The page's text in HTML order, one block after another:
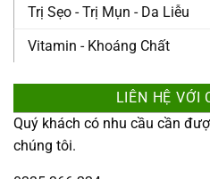
Trị Sẹo - Trị Mụn - Da Liễu
Vitamin - Khoáng Chất
LIÊN HỆ VỚI
Quý khách có nhu cầu cần
chúng tôi.